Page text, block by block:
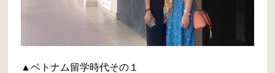
▲ベトナム留学時代その１